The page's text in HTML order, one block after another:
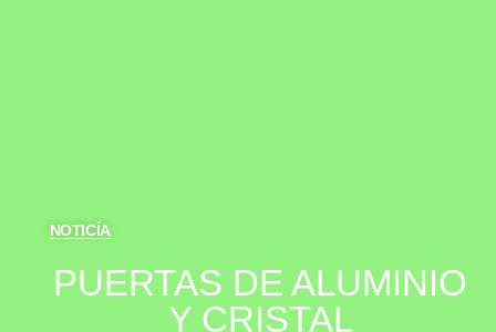
NOTICÍA
PUERTAS DE ALUMINIO
Y CRISTAL